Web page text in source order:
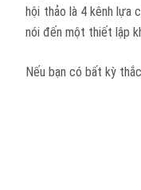
hội thảo là 4 kênh lựa
nói đến một thiết lập
Nếu bạn có bất kỳ